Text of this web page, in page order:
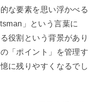
な要素を思い浮かべる
」という言葉に
役割という背景があり
「ポイント」を管理す
に残りやすくなるでし